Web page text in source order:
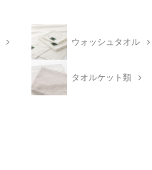
ウォッシュタオル
タオルケット類